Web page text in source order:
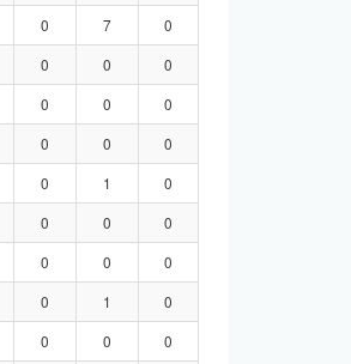
0 7
0
0 0
0
0 0
0
0 0
0
0 1
0
0 0
0
0 0
0
0 1
0
0 0
0